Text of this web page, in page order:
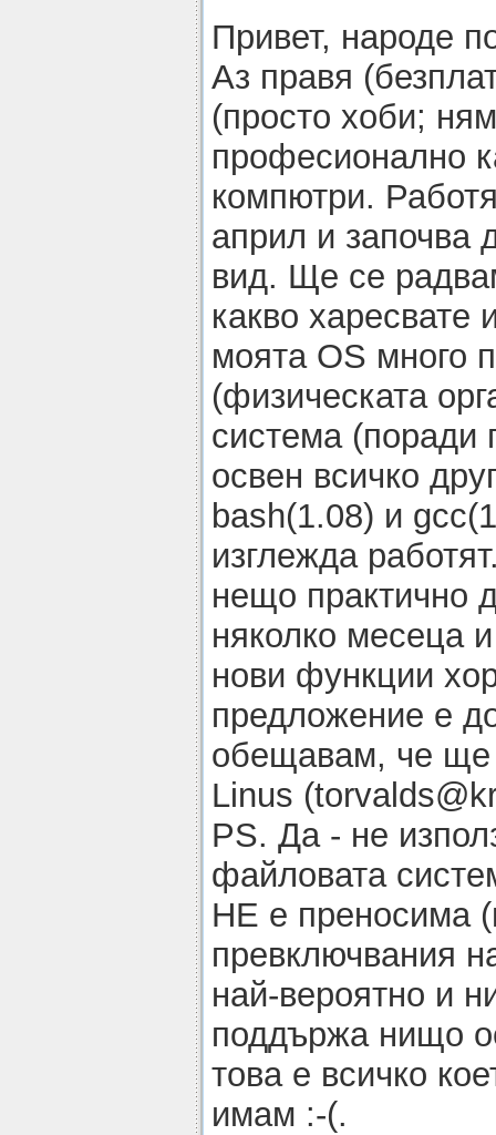
Привет, народе
Аз правя
(просто хоби;
професионално
компютри.
април и започва
вид. Ще се
какво харесвате
моята OS много
(физическата
система (поради
освен всичко
bash(1.08) и
изглежда
нещо практично
няколко месеца
нови функции
предложение е
обещавам, че ще
Linus
PS. Да - не
файловата
НЕ е преносима
превключвания
най-вероятно и
поддържа нищо
това е всичко
имам :-(.